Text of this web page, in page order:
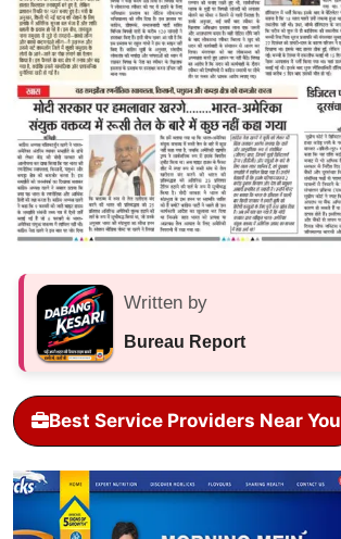
Written by
Bureau Report
Best Service Providers Near You